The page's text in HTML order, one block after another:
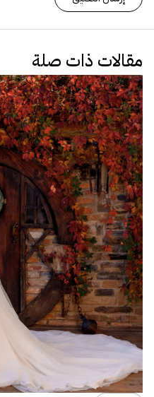
مقالات ذات صلة